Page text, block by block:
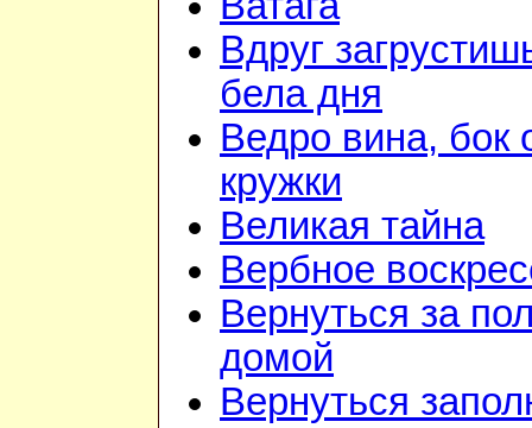
Вдруг
бела дня
Ведро вина, бок
кружки
Великая тайна
Вербное
Вернуться за
домой
Вернуться